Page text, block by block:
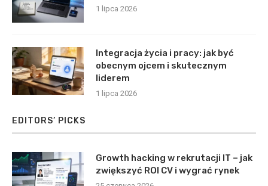
1 lipca 2026
Integracja życia i pracy: jak być
obecnym ojcem i skutecznym
liderem
1 lipca 2026
EDITORS’ PICKS
Growth hacking w rekrutacji IT – jak
zwiększyć ROI CV i wygrać rynek